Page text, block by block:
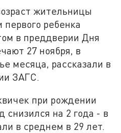
жительницы
ребенка
в преддверии Дня
27 ноября, в
месяца, рассказали в
ЗАГС.
при рождении
снизился на 2 года - в
в среднем в 29 лет.